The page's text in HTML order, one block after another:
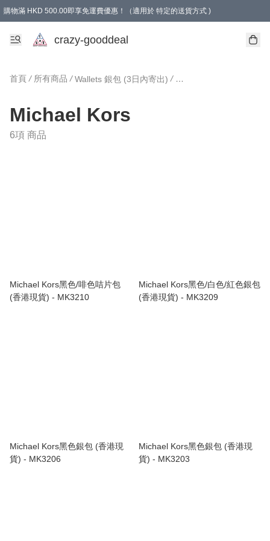
購物滿 HKD 500.00即享免運費優惠！（適用於 特定的送貨方式 )
成為會員可享免費禮品
crazy-gooddeal
首頁 / 所有商品 / Wallets 銀包 (3日內寄出) /
Michael Kors
6項 商品
Michael Kors黑色/啡色咭片包
(香港現貨) - MK3210
Michael Kors黑色/白色/紅色銀包
(香港現貨) - MK3209
Michael Kors黑色銀包 (香港現
貨) - MK3206
Michael Kors黑色銀包 (香港現
貨) - MK3203